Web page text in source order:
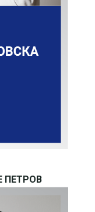
ПЕТРОВ